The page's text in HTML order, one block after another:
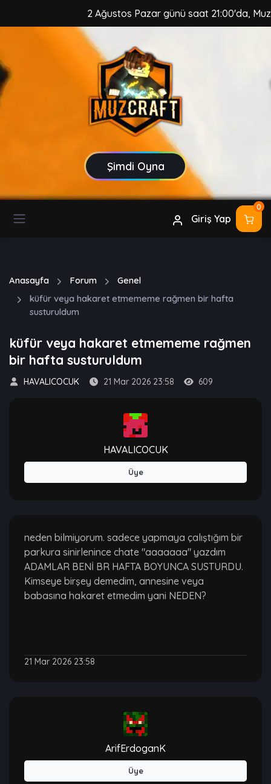
2 Ağustos Pazar günü saat 21:00'da,
Şimdi Oyna
Giriş Yap
0
Anasayfa Forum
Genel
küfür veya hakaret etmememe rağmen bir hafta
susturuldum
küfür veya hakaret etmememe rağmen
bir hafta susturuldum
HAVALICOCUK 21 Mar 2026 23:58 609
HAVALICOCUK
Üye
neden bilmiyorum. sadece yapmaya çalıştığım bir
parkura sinirlenince chate "aaaaaaa" yazdım
ADAMLAR BENİ BR HAFTA BOYUNCA SUSTURDU.
Kimseye birşey demedim, annesine veya
babasına hakaret etmedim yani NEDEN?
21 Mar 2026 23:58
ArifErdoganK
Üye